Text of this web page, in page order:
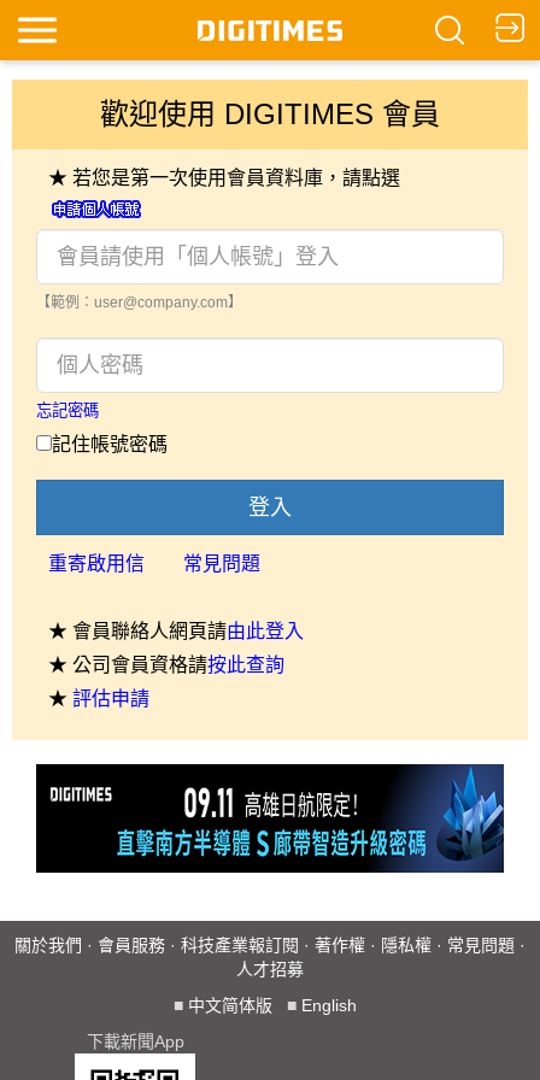
歡迎使用 DIGITIMES 會員
★ 若您是第一次使用會員資料庫，請點選
【範例：user@company.com】
忘記密碼
記住帳號密碼
登入
重寄啟用信 常見問題
★ 會員聯絡人網頁請由此登入
★ 公司會員資格請按此查詢
★ 評估申請
關於我們 · 會員服務 · 科技產業報訂閱 · 著作權 · 隱私權 · 常見問題 ·
人才招募
■ 中文简体版 ■ English
下載新聞App